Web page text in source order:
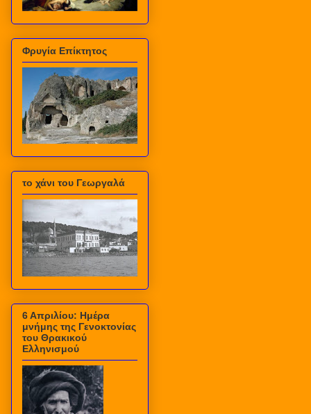
Φρυγία Επίκτητος
το χάνι του Γεωργαλά
6 Απριλίου: Ημέρα
μνήμης της Γενοκτονίας
του Θρακικού
Ελληνισμού